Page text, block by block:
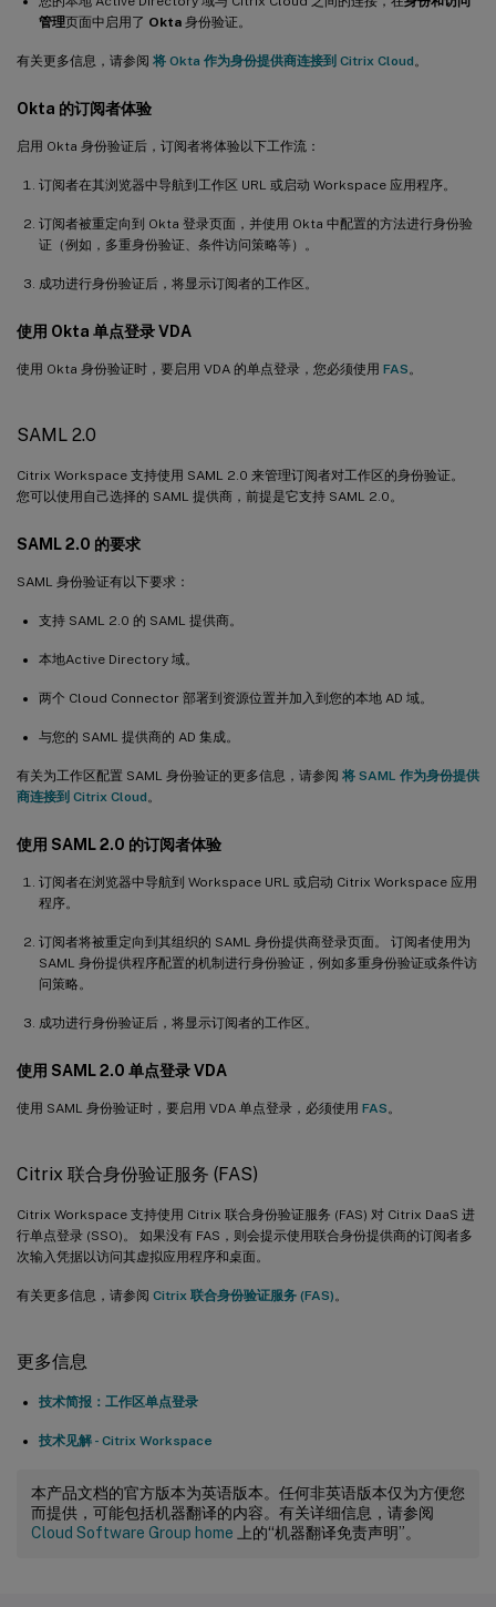
管理页面中启用了 Okta 身份验证。
有关更多信息，请参阅 将 Okta 作为身份提供商连接到 Citrix Cloud。
Okta 的订阅者体验
启用 Okta 身份验证后，订阅者将体验以下工作流：
订阅者在其浏览器中导航到工作区 URL 或启动 Workspace 应用程序。
订阅者被重定向到 Okta 登录页面，并使用 Okta 中配置的方法进行身份验
证（例如，多重身份验证、条件访问策略等）。
成功进行身份验证后，将显示订阅者的工作区。
使用 Okta 单点登录 VDA
使用 Okta 身份验证时，要启用 VDA 的单点登录，您必须使用 FAS。
SAML 2.0
Citrix Workspace 支持使用 SAML 2.0 来管理订阅者对工作区的身份验证。
您可以使用自己选择的 SAML 提供商，前提是它支持 SAML 2.0。
SAML 2.0 的要求
SAML 身份验证有以下要求：
支持 SAML 2.0 的 SAML 提供商。
本地Active Directory 域。
两个 Cloud Connector 部署到资源位置并加入到您的本地 AD 域。
与您的 SAML 提供商的 AD 集成。
有关为工作区配置 SAML 身份验证的更多信息，请参阅 将 SAML 作为身份提供
商连接到 Citrix Cloud。
使用 SAML 2.0 的订阅者体验
订阅者在浏览器中导航到 Workspace URL 或启动 Citrix Workspace 应用
程序。
订阅者将被重定向到其组织的 SAML 身份提供商登录页面。 订阅者使用为
SAML 身份提供程序配置的机制进行身份验证，例如多重身份验证或条件访
问策略。
成功进行身份验证后，将显示订阅者的工作区。
使用 SAML 2.0 单点登录 VDA
使用 SAML 身份验证时，要启用 VDA 单点登录，必须使用 FAS。
Citrix 联合身份验证服务 (FAS)
Citrix Workspace 支持使用 Citrix 联合身份验证服务 (FAS) 对 Citrix DaaS 进
行单点登录 (SSO)。 如果没有 FAS，则会提示使用联合身份提供商的订阅者多
次输入凭据以访问其虚拟应用程序和桌面。
有关更多信息，请参阅 Citrix 联合身份验证服务 (FAS)。
更多信息
技术简报：工作区单点登录
技术见解 - Citrix Workspace
本产品文档的官方版本为英语版本。任何非英语版本仅为方便您
而提供，可能包括机器翻译的内容。有关详细信息，请参阅
Cloud Software Group home 上的“机器翻译免责声明”。